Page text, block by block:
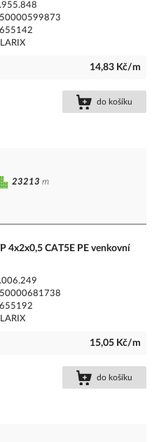
14,83 Kč/m
do košíku
23213 m
4x2x0,5 CAT5E PE venkovní
15,05 Kč/m
do košíku